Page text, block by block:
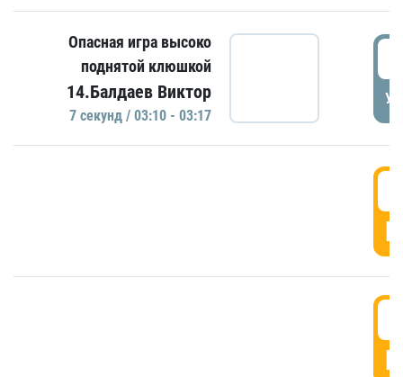
Опасная игра высоко
поднятой клюшкой
14.Балдаев Виктор
7 секунд / 03:10 - 03:17